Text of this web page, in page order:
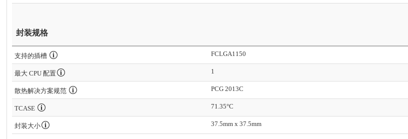
封装规格
支持的插槽 FCLGA1150
最大 CPU 配置 1
散热解决方案规范 PCG 2013C
TCASE 71.35°C
封装大小 37.5mm x 37.5mm